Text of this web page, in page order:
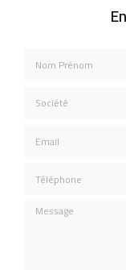
Message